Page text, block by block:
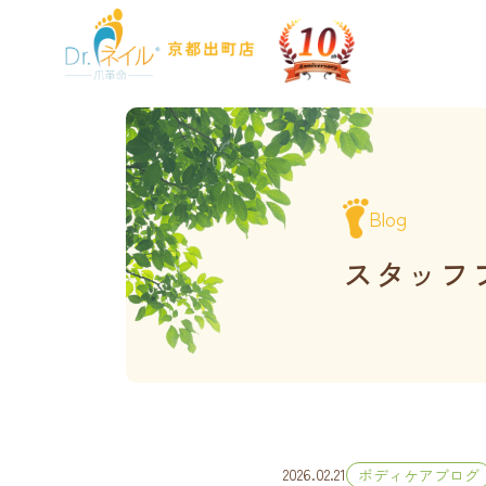
Blog
スタッフ
2026.02.21 ボディケアブログ